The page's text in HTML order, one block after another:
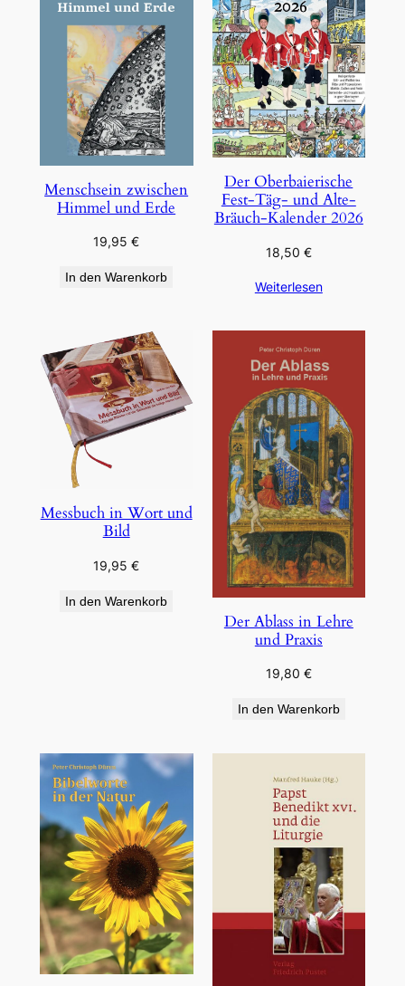
Menschsein zwischen
Himmel und Erde
19,95€
In den Warenkorb
Der Oberbaierische
Fest-Täg- und Alte-
Bräuch-Kalender 2026
18,50 €
Weiterlesen
Messbuch in Wort und
Bild
19,95€
In den Warenkorb
Der Ablass in Lehre
und Praxis
19,80 €
In den Warenkorb